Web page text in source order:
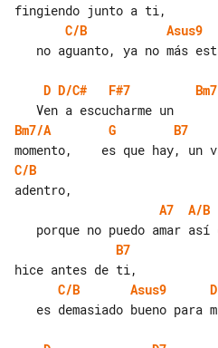
C/B
Asus9
D D/C# F#7
Bm7
Bm7/A
G
B7
C/B
A7
A/B
B7
C/B
Asus9 D